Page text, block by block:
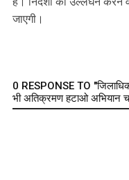
जाएगी।
0 RESPONSE TO
भी अतिक्रमण हटाओ अभियान